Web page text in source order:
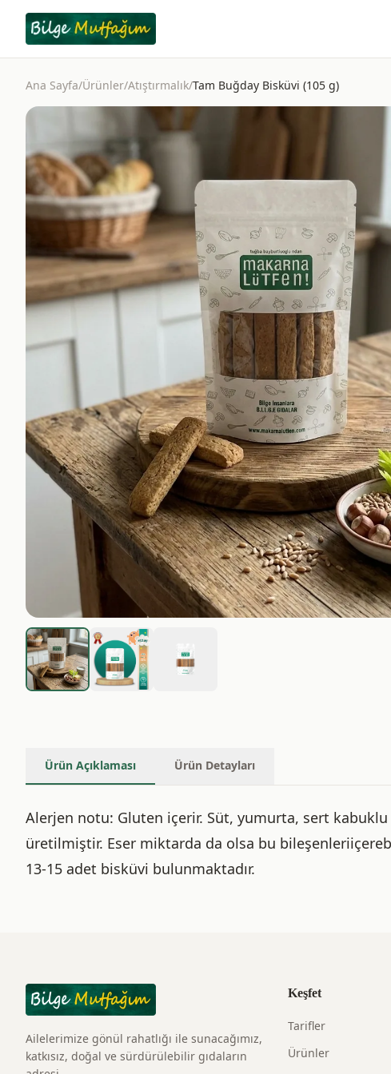
Ana Sayfa/Ürünler/Atıştırmalık/Tam Buğday Bisküvi (105 g)
Ürün Açıklaması Ürün Detayları
Alerjen notu: Gluten içerir. Süt, yumurta, sert
üretilmiştir. Eser miktarda da olsa bu
13-15 adet bisküvi bulunmaktadır.
Ailelerimize gönül rahatlığı ile sunacağımız,
katkısız, doğal ve sürdürülebilir gıdaların
Keşfet
Tarifler
Ürünler